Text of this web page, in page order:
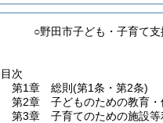
○野田市子ども・子育て
目次
第1章
総則 (第1条・第2条)
第2章
子どものための教育
第3章
子育てのための施設